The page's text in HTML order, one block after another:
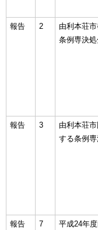
報告
2
由利本荘
条例専決
報告
3
由利本荘
する条例
報告
7
平成24年